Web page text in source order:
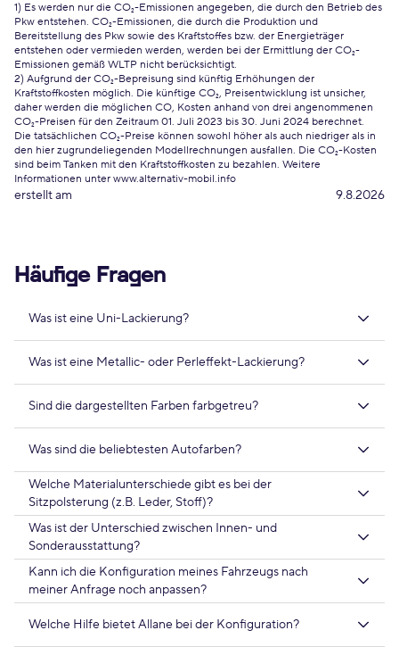
1) Es werden nur die CO₂-Emissionen angegeben, die durch den Betrieb des
Pkw entstehen. CO₂-Emissionen, die durch die Produktion und
Bereitstellung des Pkw sowie des Kraftstoffes bzw. der Energieträger
entstehen oder vermieden werden, werden bei der Ermittlung der CO₂-
Emissionen gemäß WLTP nicht berücksichtigt.
2) Aufgrund der CO₂-Bepreisung sind künftig Erhöhungen der
Kraftstoffkosten möglich. Die künftige CO₂, Preisentwicklung ist unsicher,
daher werden die möglichen CO, Kosten anhand von drei angenommenen
CO₂-Preisen für den Zeitraum 01. Juli 2023 bis 30. Juni 2024 berechnet.
Die tatsächlichen CO₂-Preise können sowohl höher als auch niedriger als in
den hier zugrundeliegenden Modellrechnungen ausfallen. Die CO₂-Kosten
sind beim Tanken mit den Kraftstoffkosten zu bezahlen. Weitere
Informationen unter www.alternativ-mobil.info
erstellt am 9.8.2026
Häufige Fragen
Was ist eine Uni-Lackierung?
Was ist eine Metallic- oder Perleffekt-Lackierung?
Sind die dargestellten Farben farbgetreu?
Was sind die beliebtesten Autofarben?
Welche Materialunterschiede gibt es bei der
Sitzpolsterung (z.B. Leder, Stoff)?
Was ist der Unterschied zwischen Innen- und
Sonderausstattung?
Kann ich die Konfiguration meines Fahrzeugs nach
meiner Anfrage noch anpassen?
Welche Hilfe bietet Allane bei der Konfiguration?